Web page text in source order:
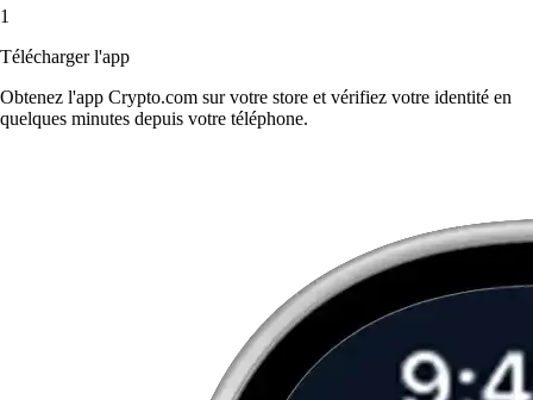
1
Télécharger l'app
Obtenez l'app Crypto.com sur votre store et vérifiez votre identité en
quelques minutes depuis votre téléphone.